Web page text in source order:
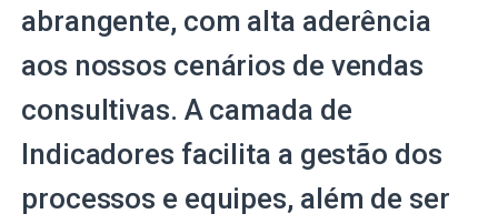
abrangente, com alta aderência
aos nossos cenários de vendas
consultivas. A camada de
Indicadores facilita a gestão dos
processos e equipes, além de ser